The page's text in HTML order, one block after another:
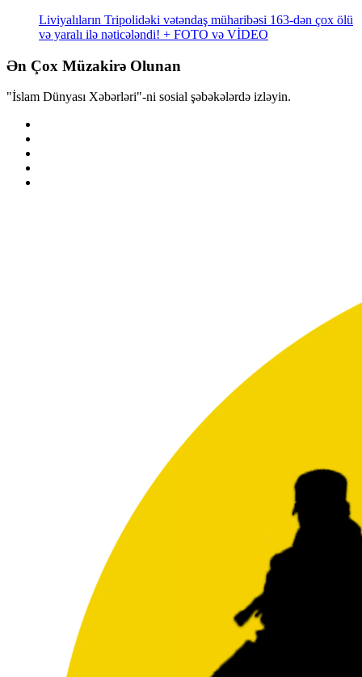
Liviyalıların Tripolidəki vətəndaş müharibəsi 163-dən çox ölü
və yaralı ilə nəticələndi! + FOTO və VİDEO
Ən Çox Müzakirə Olunan
"İslam Dünyası Xəbərləri"-ni sosial şəbəkələrdə izləyin.